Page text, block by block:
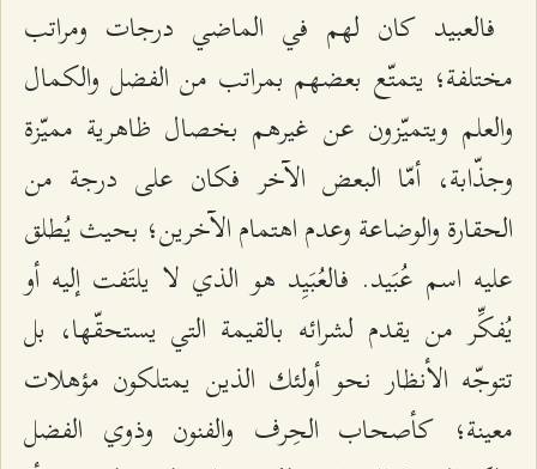
فالعبيد كان لهم في الماضي درجات ومراتب
مختلفة؛ يتمتّع بعضهم بمراتب من الفضل والكمال
والعلم ويتميّزون عن غيرهم بخصال ظاهرية مميّزة
وجذّابة، أمّا البعض الآخر فكان على درجة من
الحقارة والوضاعة وعدم اهتمام الآخرين؛ بحيث يُطلق
عليه اسم عُبَيد. فالعُبَيِد هو الذي لا يلتَفت إليه أو
يُفكِّر من يقدم لشرائه بالقيمة التي يستحقّها، بل
تتوجّه الأنظار نحو أولئك الذين يمتلكون مؤهلات
معينة؛ كأصحاب الحِرف والفنون وذوي الفضل